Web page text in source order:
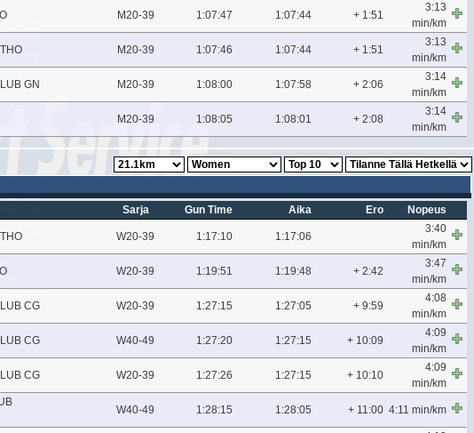
M20-39 1:07:47 1:07:44 + 1:51
3:13
min/km
M20-39 1:07:46 1:07:44 + 1:51
3:13
min/km
GN M20-39 1:08:00 1:07:58 + 2:06
3:14
min/km
M20-39 1:08:05 1:08:01 + 2:08
3:14
min/km
Sarja Gun Time Aika Ero Nopeus
W20-39 1:17:10 1:17:06
3:40
min/km
W20-39 1:19:51 1:19:48 + 2:42
3:47
min/km
CG W20-39 1:27:15 1:27:05 + 9:59
4:08
min/km
CG W40-49 1:27:20 1:27:15 + 10:09
4:09
min/km
CG W20-39 1:27:26 1:27:15 + 10:10
4:09
min/km
W40-49 1:28:15 1:28:05 + 11:00 4:11 min/km